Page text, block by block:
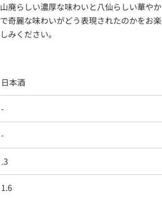
山廃らしい濃厚な味わいと八仙らしい華やか
で奇麗な味わいがどう表現されたのかをお楽
しみください。
日本酒
-
-
₋3
1.6